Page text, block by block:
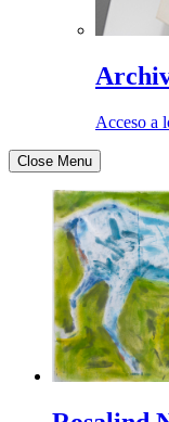
Acceso a
Close Menu